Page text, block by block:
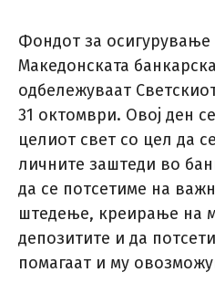
Фондот за осигурување
Македонската
одбележуваат
31 октомври. Овој ден
целиот свет со цел да
личните заштеди во
да се потсетиме на
штедење, креирање на
депозитите и да
помагаат и му